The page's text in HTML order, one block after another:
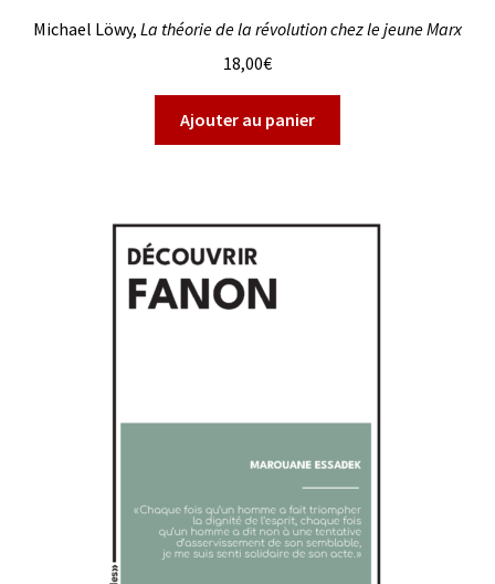
Michael Löwy, La théorie de la révolution chez le jeune Marx
18,00€
Ajouter au panier